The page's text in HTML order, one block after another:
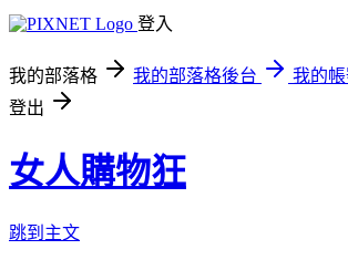
登入
我的部落格 我的部落格後台
我的
登出
女人購物狂
跳到主文